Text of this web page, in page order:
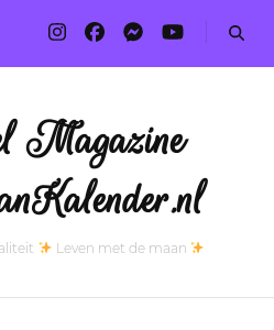
Magazine
Leven met de maan